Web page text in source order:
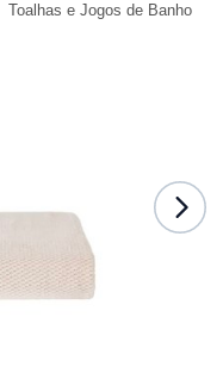
Toalhas e Jogos de Banho